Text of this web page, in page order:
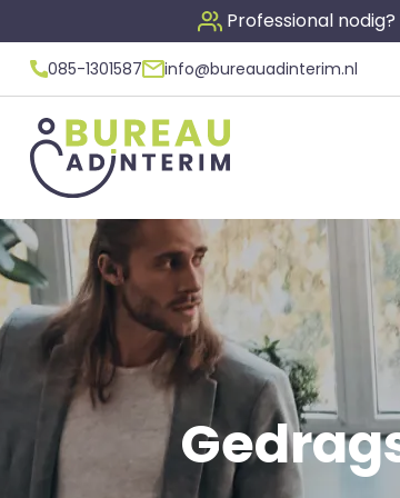
Professional
085-1301587 info@bureauadinterim.nl